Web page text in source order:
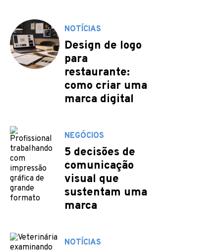
NOTÍCIAS
Design de logo
para
restaurante:
como criar uma
marca digital
NEGÓCIOS
5 decisões de
comunicação
visual que
sustentam uma
marca
NOTÍCIAS